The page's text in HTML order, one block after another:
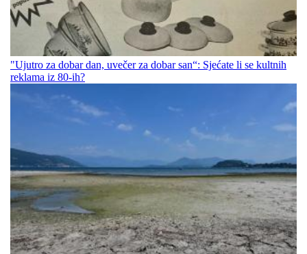
"Ujutro za dobar dan, uvečer za dobar san“: Sjećate li se kultnih
reklama iz 80-ih?